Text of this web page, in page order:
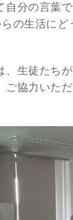
自分の言葉
の生活に
生徒たち
ご協力いた